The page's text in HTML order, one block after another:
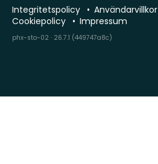
Integritetspolicy
Användarvillkor
Cookiepolicy
Impressum
phx-sto-02 · 26.7.1 (449747a8c)